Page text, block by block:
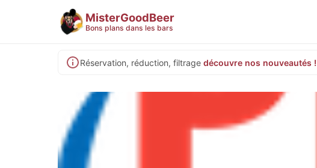
MisterGoodBeer
Bons plans dans les bars
Réservation, réduction, filtrage découvre nos nouveautés !